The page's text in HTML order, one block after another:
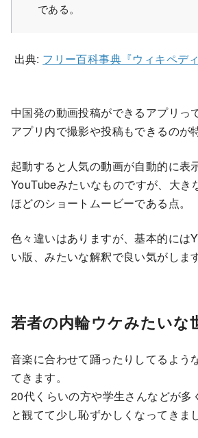
である。
出典: フリー百科事典『ウィキペデ
中国発の動画投稿ができるアプリっ
アプリ内で撮影や投稿もできるのが
起動すると人気の動画が自動的に表
YouTubeみたいなものですが、大き
ほどのショートムービーである点。
色々違いはありますが、基本的には
い版、みたいな解釈で良い気がします
若者の内輪ウケみたいな
音楽に合わせて踊ったりしてるよう
てきます。
20代くらいの方や学生さんなどが多
と観てて少し恥ずかしくなってきま